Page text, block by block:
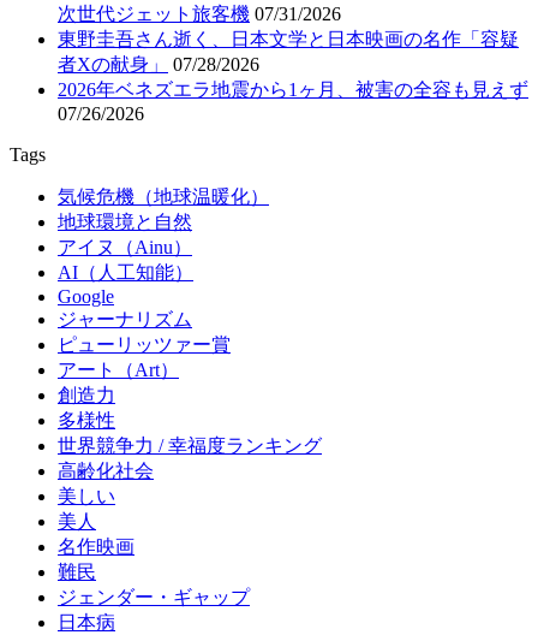
次世代ジェット旅客機 07/31/2026
東野圭吾さん逝く、日本文学と日本映画の名作「容疑
者Xの献身」
07/28/2026
2026年ベネズエラ地震から1ヶ月、被害の全容も見えず
07/26/2026
Tags
気候危機（地球温暖化）
地球環境と自然
アイヌ（Ainu）
AI（人工知能）
Google
ジャーナリズム
ピューリッツァー賞
アート（Art）
創造力
多様性
世界競争力 / 幸福度ランキング
高齢化社会
美しい
美人
名作映画
難民
ジェンダー・ギャップ
日本病